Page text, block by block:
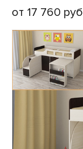
от 17 760